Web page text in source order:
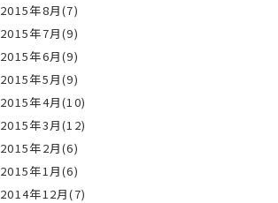
2015年8月(7)
2015年7月(9)
2015年6月(9)
2015年5月(9)
2015年4月(10)
2015年3月(12)
2015年2月(6)
2015年1月(6)
2014年12月(7)